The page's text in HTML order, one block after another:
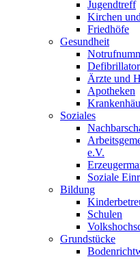
Jugendtreff
Kirchen
Friedhöfe
Gesundheit
Ärzte und
Apotheken
Soziales
e.V.
Soziale
Bildung
Schulen
Grundstücke